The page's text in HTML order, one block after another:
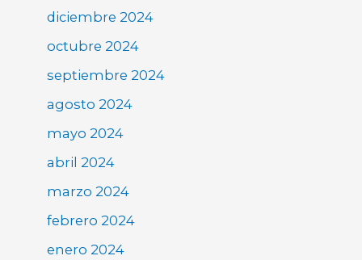
diciembre 2024
octubre 2024
septiembre 2024
agosto 2024
mayo 2024
abril 2024
marzo 2024
febrero 2024
enero 2024